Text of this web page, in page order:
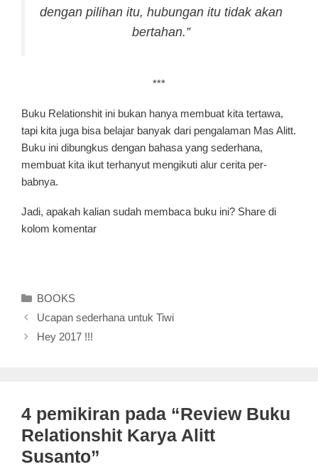
dengan pilihan itu, hubungan itu tidak akan
bertahan.”
***
Buku Relationshit ini bukan hanya membuat kita tertawa,
tapi kita juga bisa belajar banyak dari pengalaman Mas Alitt.
Buku ini dibungkus dengan bahasa yang sederhana,
membuat kita ikut terhanyut mengikuti alur cerita per-
babnya.
Jadi, apakah kalian sudah membaca buku ini? Share di
kolom komentar
Kategori
BOOKS
Ucapan sederhana untuk Tiwi
Hey 2017 !!!
4 pemikiran pada “Review Buku
Relationshit Karya Alitt
Susanto”